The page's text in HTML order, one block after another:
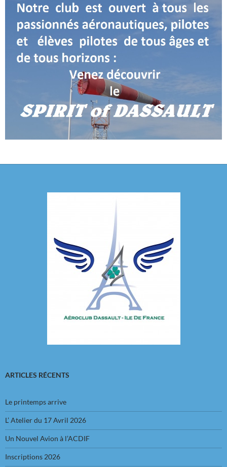
ARTICLES RÉCENTS
Le printemps arrive
L’ Atelier du 17 Avril 2026
Un Nouvel Avion à l’ACDIF
Inscriptions 2026